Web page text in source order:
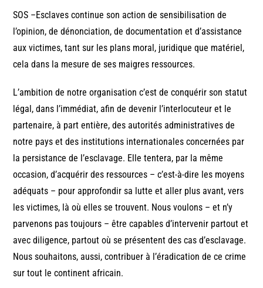
SOS –Esclaves continue son action de sensibilisation de
l’opinion, de dénonciation, de documentation et d’assistance
aux victimes, tant sur les plans moral, juridique que matériel,
cela dans la mesure de ses maigres ressources.
L’ambition de notre organisation c’est de conquérir son statut
légal, dans l’immédiat, afin de devenir l’interlocuteur et le
partenaire, à part entière, des autorités administratives de
notre pays et des institutions internationales concernées par
la persistance de l’esclavage. Elle tentera, par la même
occasion, d’acquérir des ressources – c’est-à-dire les moyens
adéquats – pour approfondir sa lutte et aller plus avant, vers
les victimes, là où elles se trouvent. Nous voulons – et n’y
parvenons pas toujours – être capables d’intervenir partout et
avec diligence, partout où se présentent des cas d’esclavage.
Nous souhaitons, aussi, contribuer à l’éradication de ce crime
sur tout le continent africain.